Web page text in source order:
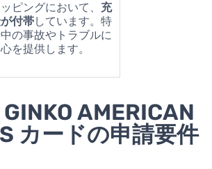
ピングにおいて、 充
付帯しています。特
の事故やトラブルに
を提供します。
AMERICAN
カードの申請要件